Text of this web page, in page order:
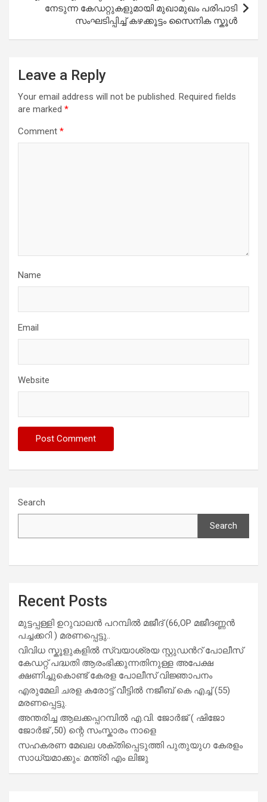
നേടുന്ന കേഡറ്റുകളുമായി മുഖാമുഖം പരിപാടി
സംഘടിപ്പിച്ച് കഴക്കൂട്ടം സൈനിക സ്കൂൾ
Leave a Reply
Your email address will not be published. Required fields
are marked *
Comment *
Name
Email
Website
Search
Search
Recent Posts
മുട്ടപ്പള്ളി ഉറുവാലൻ പറമ്പിൽ മജീദ് (66,OP മജീദണ്ണൻ
പച്ചക്കറി ) മരണപ്പെട്ടു..
വിവിധ സ്കൂളുകളില്‍ സ്വയാശ്രയ സ്റ്റുഡന്‍റ് പോലീസ്
കേഡറ്റ് പദ്ധതി ആരംഭിക്കുന്നതിനുള്ള അപേക്ഷ
ക്ഷണിച്ചുകൊണ്ട് കേരള പോലീസ് വിജ്ഞാപനം
എരുമേലി ചരള കരോട്ട് വീട്ടിൽ നജീബ് കെ എച്ച് (55)
മരണപ്പെട്ടു.
അന്തരിച്ച ആ​ല​ക്ക​പ്പ​റമ്പിൽ​ എ.​വി. ജോ​ർ​ജ് ( ഷിജോ
ജോർജ് ,50) ന്റെ സംസ്കാരം നാളെ
സഹകരണ മേഖല ശക്തിപ്പെടുത്തി പുതുയുഗ കേരളം
സാധ്യമാക്കും: മന്ത്രി എം ലിജു